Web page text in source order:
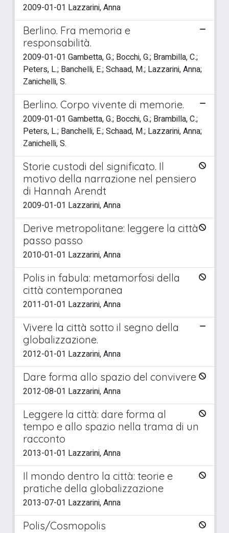
2009-01-01 Lazzarini, Anna
Berlino. Fra memoria e
responsabilità.
2009-01-01 Gambetta, G.; Bocchi, G.; Brambilla, C.;
Peters, L.; Banchelli, E.; Schaad, M.; Lazzarini, Anna;
Zanichelli, S.
Berlino. Corpo vivente di memorie.
2009-01-01 Gambetta, G.; Bocchi, G.; Brambilla, C.;
Peters, L.; Banchelli, E.; Schaad, M.; Lazzarini, Anna;
Zanichelli, S.
Storie custodi del significato. Il
motivo della narrazione nel pensiero
di Hannah Arendt
2009-01-01 Lazzarini, Anna
Derive metropolitane: leggere la città
passo passo
2010-01-01 Lazzarini, Anna
Polis in fabula: metamorfosi della
città contemporanea
2011-01-01 Lazzarini, Anna
Vivere la città sotto il segno della
globalizzazione.
2012-01-01 Lazzarini, Anna
Dare forma allo spazio del convivere
2012-08-01 Lazzarini, Anna
Leggere la città: dare forma al
tempo e allo spazio nella trama di un
racconto
2013-01-01 Lazzarini, Anna
Il mondo dentro la città: teorie e
pratiche della globalizzazione
2013-07-01 Lazzarini, Anna
Polis/Cosmopolis